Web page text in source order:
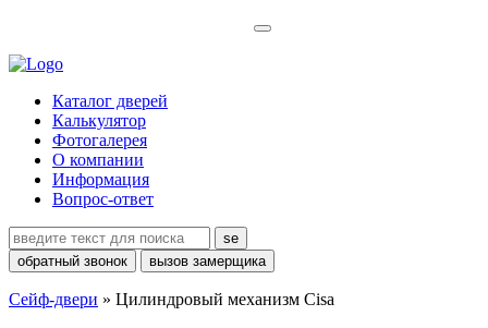
Каталог дверей
Калькулятор
Фотогалерея
О компании
Информация
Вопрос-ответ
se
обратный звонок
вызов замерщика
Сейф-двери » Цилиндровый механизм Cisa